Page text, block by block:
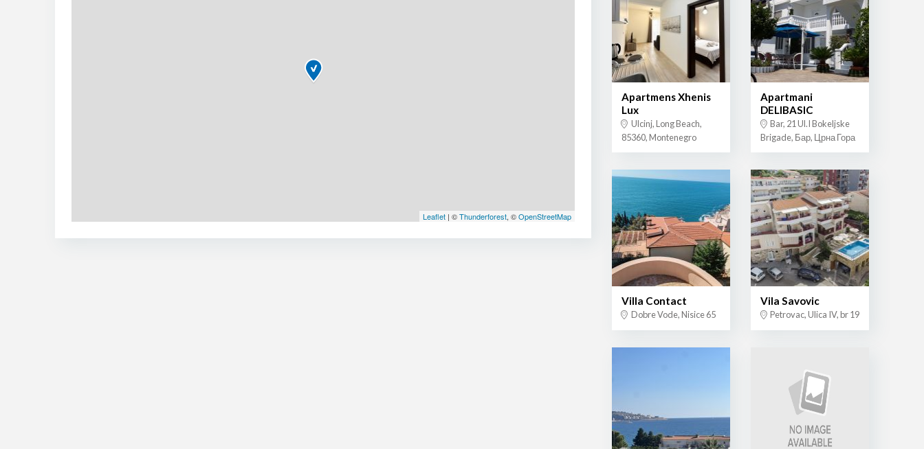
Leaflet| ©Thunderforest, ©OpenStreetMap
Apartmens Xhenis
Lux
Ulcinj, Long Beach,
85360, Montenegro
Apartmani
DELIBASIC
Bar, 21 Ul.I Bokeljske
Brigade, Бар, Црна Гора
Villa Contact
Dobre Vode, Nisice 65
Vila Savovic
Petrovac, Ulica IV, br 19